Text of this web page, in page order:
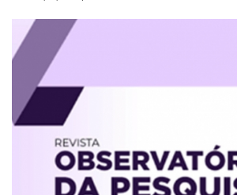
PROUNI
BACHARELADOS
LICENCIATURAS